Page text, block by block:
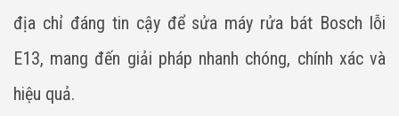
địa chỉ đáng tin cậy để sửa máy rửa bát Bosch lỗi
E13, mang đến giải pháp nhanh chóng, chính xác và
hiệu quả.